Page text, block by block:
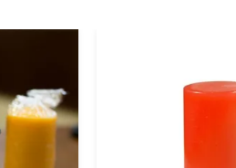
商品、易於變質或損壞之